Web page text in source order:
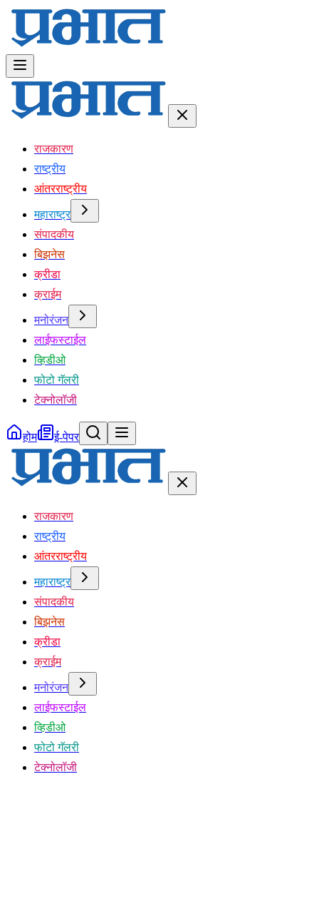
राजकारण
राष्ट्रीय
आंतरराष्ट्रीय
महाराष्ट्र
संपादकीय
बिझनेस
क्रीडा
क्राईम
मनोरंजन
लाईफस्टाईल
व्हिडीओ
फोटो गॅलरी
टेक्नोलॉजी
होम ई-पेपर
राजकारण
राष्ट्रीय
आंतरराष्ट्रीय
महाराष्ट्र
संपादकीय
बिझनेस
क्रीडा
क्राईम
मनोरंजन
लाईफस्टाईल
व्हिडीओ
फोटो गॅलरी
टेक्नोलॉजी